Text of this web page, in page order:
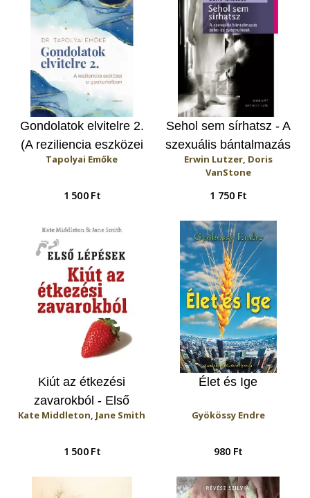
Gondolatok elvitelre 2.
(A reziliencia eszközei
a gyakorlatban)
Tapolyai Emőke
1 500 Ft
Sehol sem sírhatsz - A
szexuális bántalmazás
sebei és gyógyulásuk
Erwin Lutzer, Doris
VanStone
1 750 Ft
Kiút az étkezési
zavarokból - Első
lépések
Kate Middleton, Jane Smith
1 500 Ft
Élet és Ige
Gyökössy Endre
980 Ft